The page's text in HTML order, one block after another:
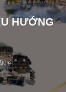
HƯỚNG
9